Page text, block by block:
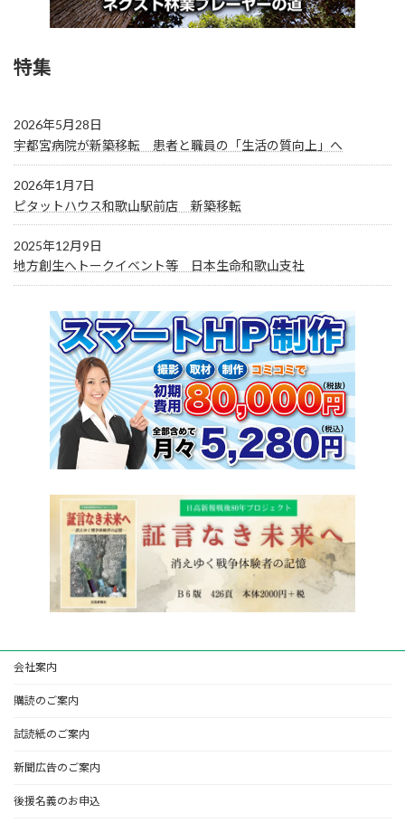
特集
2026年5月28日
宇都宮病院が新築移転 患者と職員の「生活の質向上」へ
2026年1月7日
ピタットハウス和歌山駅前店 新築移転
2025年12月9日
地方創生へトークイベント等 日本生命和歌山支社
会社案内
購読のご案内
試読紙のご案内
新聞広告のご案内
後援名義のお申込